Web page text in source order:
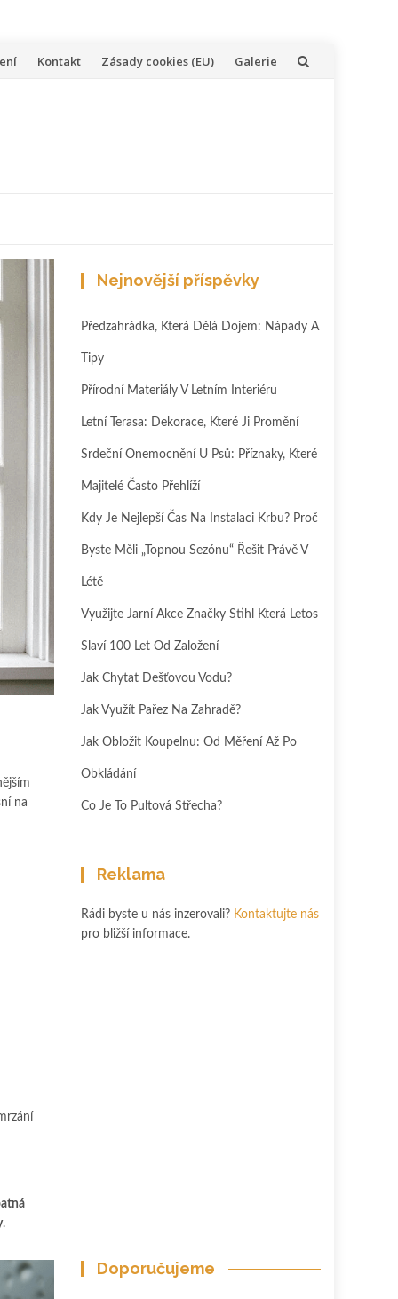
Kontakt Zásady cookies (EU) Galerie
na
.
Nejnovější příspěvky
Předzahrádka, Která Dělá Dojem: Nápady A
Tipy
Přírodní Materiály V Letním Interiéru
Letní Terasa: Dekorace, Které Ji Promění
Srdeční Onemocnění U Psů: Příznaky, Které
Majitelé Často Přehlíží
Kdy Je Nejlepší Čas Na Instalaci Krbu? Proč
Byste Měli „topnou Sezónu“ Řešit Právě V
Létě
Využijte Jarní Akce Značky Stihl Která Letos
Slaví 100 Let Od Založení
Jak Chytat Dešťovou Vodu?
Jak Využít Pařez Na Zahradě?
Jak Obložit Koupelnu: Od Měření Až Po
Obkládání
Co Je To Pultová Střecha?
Reklama
Rádi byste u nás inzerovali? Kontaktujte nás
pro bližší informace.
Doporučujeme